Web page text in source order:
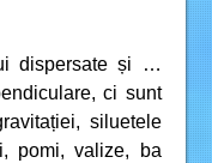
dispersate și …
ci sunt
siluetele
pomi, valize, ba